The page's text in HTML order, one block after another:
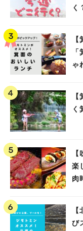
く
ゃ
く
楽
肉
び